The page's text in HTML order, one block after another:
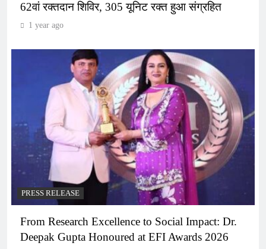
62वां रक्तदान शिविर, 305 यूनिट रक्त हुआ संग्रहित
1 year ago
PRESS RELEASE
From Research Excellence to Social Impact: Dr.
Deepak Gupta Honoured at EFI Awards 2026